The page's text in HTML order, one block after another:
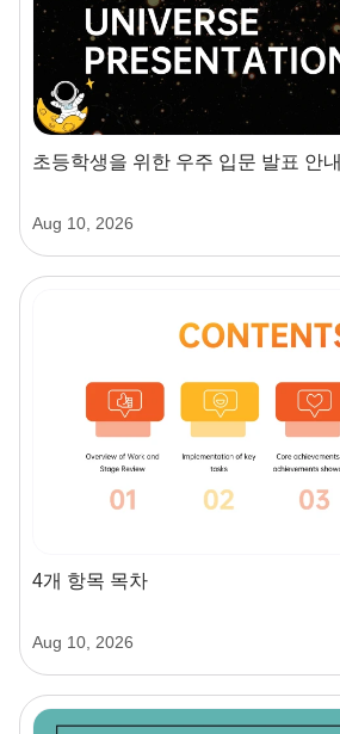
초등학생을 위한 우주 입문 발표 안내
Aug 10, 2026
4개 항목 목차
Aug 10, 2026